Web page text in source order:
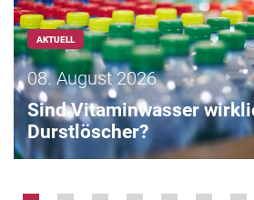
AKTUELL
08. August 2026
Sind Vitaminwasser
Durstlöscher?